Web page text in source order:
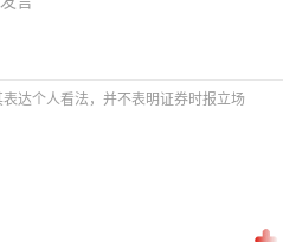
达个人看法，并不表明证券时报立场